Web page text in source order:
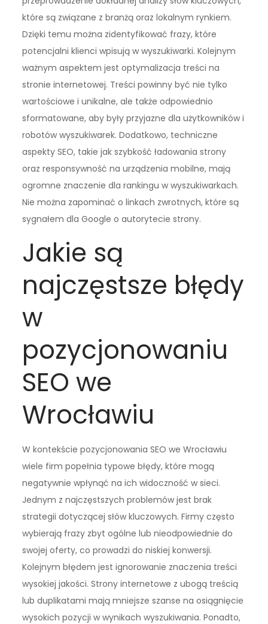
które są związane z branżą oraz lokalnym rynkiem.
Dzięki temu można zidentyfikować frazy, które
potencjalni klienci wpisują w wyszukiwarki. Kolejnym
ważnym aspektem jest optymalizacja treści na
stronie internetowej. Treści powinny być nie tylko
wartościowe i unikalne, ale także odpowiednio
sformatowane, aby były przyjazne dla użytkowników i
robotów wyszukiwarek. Dodatkowo, techniczne
aspekty SEO, takie jak szybkość ładowania strony
oraz responsywność na urządzenia mobilne, mają
ogromne znaczenie dla rankingu w wyszukiwarkach.
Nie można zapominać o linkach zwrotnych, które są
sygnałem dla Google o autorytecie strony.
Jakie są
najczęstsze błędy
w
pozycjonowaniu
SEO we
Wrocławiu
W kontekście pozycjonowania SEO we Wrocławiu
wiele firm popełnia typowe błędy, które mogą
negatywnie wpłynąć na ich widoczność w sieci.
Jednym z najczęstszych problemów jest brak
strategii dotyczącej słów kluczowych. Firmy często
wybierają frazy zbyt ogólne lub nieodpowiednie do
swojej oferty, co prowadzi do niskiej konwersji.
Kolejnym błędem jest ignorowanie znaczenia treści
wysokiej jakości. Strony internetowe z ubogą treścią
lub duplikatami mają mniejsze szanse na osiągnięcie
wysokich pozycji w wynikach wyszukiwania. Ponadto,